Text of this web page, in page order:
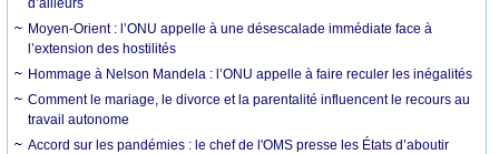
d’ailleurs
Moyen-Orient : l’ONU appelle à une désescalade immédiate face à
l’extension des hostilités
Hommage à Nelson Mandela : l’ONU appelle à faire reculer les inégalités
Comment le mariage, le divorce et la parentalité influencent le recours au
travail autonome
Accord sur les pandémies : le chef de l'OMS presse les États d’aboutir